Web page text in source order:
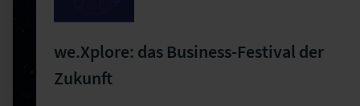
we.Xplore: das Business-Festival der
Zukunft